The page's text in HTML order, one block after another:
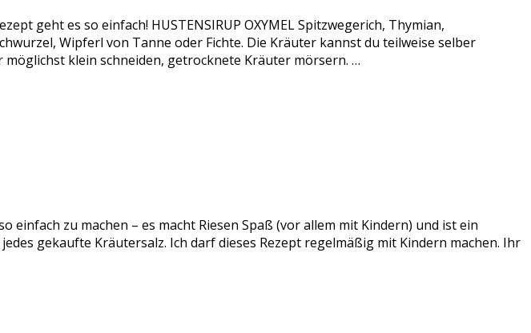
geht es so einfach! HUSTENSIRUP OXYMEL Spitzwegerich, Thymian,
Wipferl von Tanne oder Fichte. Die Kräuter kannst du teilweise selber
klein schneiden, getrocknete Kräuter mörsern. …
einfach zu machen – es macht Riesen Spaß (vor allem mit Kindern) und ist ein
gekaufte Kräutersalz. Ich darf dieses Rezept regelmäßig mit Kindern machen. Ihr